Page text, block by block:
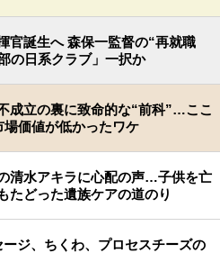
官誕生へ 森保一監督の“再就職
の日系クラブ」一択か
成立の裏に致命的な“前科”…ここ
場価値が低かったワケ
清水アキラに心配の声…子供を亡
たどった遺族ケアの道のり
ジ、ちくわ、プロセスチーズの